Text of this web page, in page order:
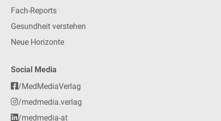
Fach-Reports
Gesundheit verstehen
Neue Horizonte
Social Media
/MedMediaVerlag
/medmedia.verlag
/medmedia-at